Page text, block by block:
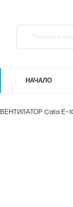
НАЧАЛО
ВЕНТИЛАТОР Cata Е-